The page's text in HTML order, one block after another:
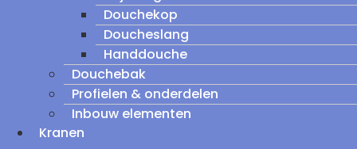
Douchekop
Doucheslang
Handdouche
Douchebak
Profielen & onderdelen
Inbouw elementen
Kranen